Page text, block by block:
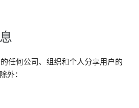
任何公司、组织和个人分享用户的
外：